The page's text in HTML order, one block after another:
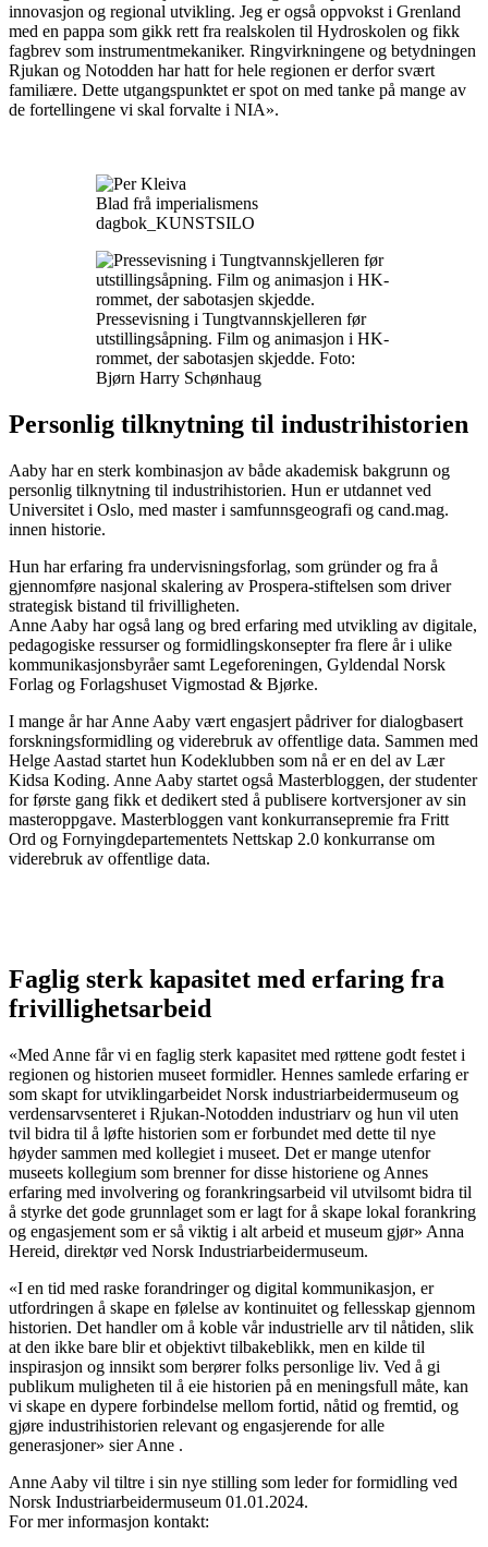
innovasjon og regional utvikling. Jeg er også oppvokst i Grenland
med en pappa som gikk rett fra realskolen til Hydroskolen og fikk
fagbrev som instrumentmekaniker. Ringvirkningene og betydningen
Rjukan og Notodden har hatt for hele regionen er derfor svært
familiære. Dette utgangspunktet er spot on med tanke på mange av
de fortellingene vi skal forvalte i NIA».
Blad frå imperialismens
dagbok_KUNSTSILO
Pressevisning i Tungtvannskjelleren før
utstillingsåpning. Film og animasjon i HK-
rommet, der sabotasjen skjedde. Foto:
Bjørn Harry Schønhaug
Personlig tilknytning til industrihistorien
Aaby har en sterk kombinasjon av både akademisk bakgrunn og
personlig tilknytning til industrihistorien. Hun er utdannet ved
Universitet i Oslo, med master i samfunnsgeografi og cand.mag.
innen historie.
Hun har erfaring fra undervisningsforlag, som gründer og fra å
gjennomføre nasjonal skalering av Prospera-stiftelsen som driver
strategisk bistand til frivilligheten.
Anne Aaby har også lang og bred erfaring med utvikling av digitale,
pedagogiske ressurser og formidlingskonsepter fra flere år i ulike
kommunikasjonsbyråer samt Legeforeningen, Gyldendal Norsk
Forlag og Forlagshuset Vigmostad & Bjørke.
I mange år har Anne Aaby vært engasjert pådriver for dialogbasert
forskningsformidling og viderebruk av offentlige data. Sammen med
Helge Aastad startet hun Kodeklubben som nå er en del av Lær
Kidsa Koding. Anne Aaby startet også Masterbloggen, der studenter
for første gang fikk et dedikert sted å publisere kortversjoner av sin
masteroppgave. Masterbloggen vant konkurransepremie fra Fritt
Ord og Fornyingdepartementets Nettskap 2.0 konkurranse om
viderebruk av offentlige data.
Faglig sterk kapasitet med erfaring fra
frivillighetsarbeid
«Med Anne får vi en faglig sterk kapasitet med røttene godt festet i
regionen og historien museet formidler. Hennes samlede erfaring er
som skapt for utviklingarbeidet Norsk industriarbeidermuseum og
verdensarvsenteret i Rjukan-Notodden industriarv og hun vil uten
tvil bidra til å løfte historien som er forbundet med dette til nye
høyder sammen med kollegiet i museet. Det er mange utenfor
museets kollegium som brenner for disse historiene og Annes
erfaring med involvering og forankringsarbeid vil utvilsomt bidra til
å styrke det gode grunnlaget som er lagt for å skape lokal forankring
og engasjement som er så viktig i alt arbeid et museum gjør» Anna
Hereid, direktør ved Norsk Industriarbeidermuseum.
«I en tid med raske forandringer og digital kommunikasjon, er
utfordringen å skape en følelse av kontinuitet og fellesskap gjennom
historien. Det handler om å koble vår industrielle arv til nåtiden, slik
at den ikke bare blir et objektivt tilbakeblikk, men en kilde til
inspirasjon og innsikt som berører folks personlige liv. Ved å gi
publikum muligheten til å eie historien på en meningsfull måte, kan
vi skape en dypere forbindelse mellom fortid, nåtid og fremtid, og
gjøre industrihistorien relevant og engasjerende for alle
generasjoner» sier Anne .
Anne Aaby vil tiltre i sin nye stilling som leder for formidling ved
Norsk Industriarbeidermuseum 01.01.2024.
For mer informasjon kontakt: